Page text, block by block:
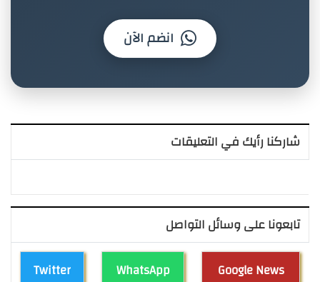
انضم الآن
شاركنا رأيك في التعليقات
تابعونا على وسائل التواصل
Twitter WhatsApp Google News